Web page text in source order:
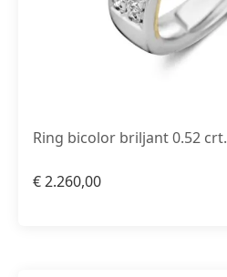
Ring bicolor briljant 0.52 crt.
€2.260,00